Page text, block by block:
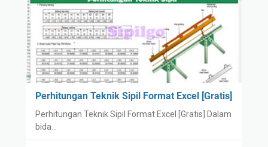
Perhitungan Teknik Sipil Format Excel [Gratis]
Perhitungan Teknik Sipil Format Excel [Gratis] Dalam
bida…